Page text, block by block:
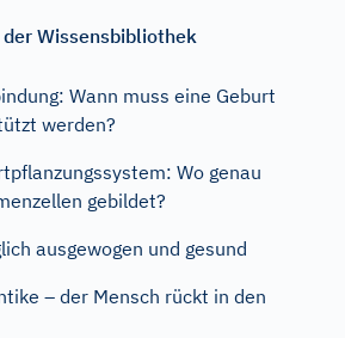
Wissensbibliothek
Wann muss eine Geburt
werden?
Wo genau
gebildet?
ausgewogen und gesund
– der Mensch rückt in den